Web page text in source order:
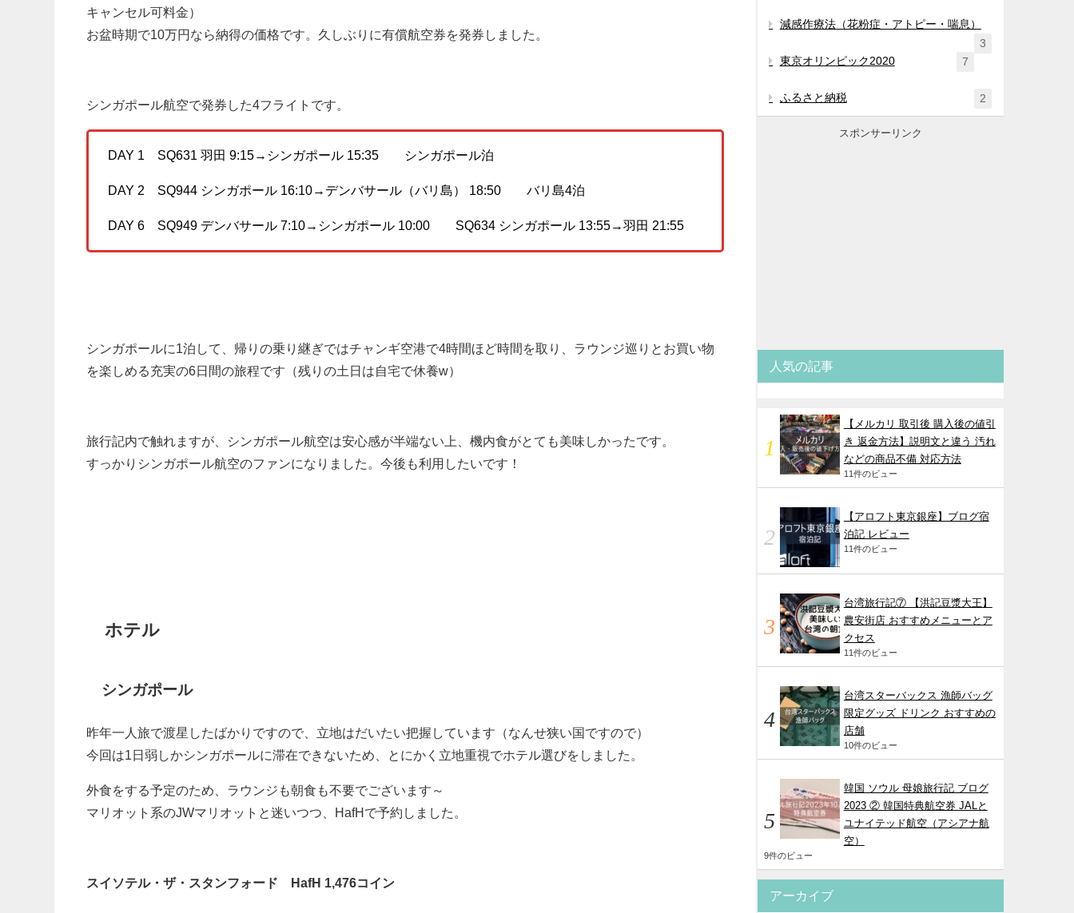
キャンセル可料金）
お盆時期で10万円なら納得の価格です。久しぶりに有償航空券を発券しました。
シンガポール航空で発券した4フライトです。
DAY 1 SQ631 羽田 9:15→シンガポール 15:35 シンガポール泊
DAY 2 SQ944 シンガポール 16:10→デンバサール（バリ島） 18:50 バリ島4泊
DAY 6 SQ949 デンバサール 7:10→シンガポール 10:00 SQ634 シンガポール 13:55→羽田 21:55
シンガポールに1泊して、帰りの乗り継ぎではチャンギ空港で4時間ほど時間を取り、ラウンジ巡りとお買い物
を楽しめる充実の6日間の旅程です（残りの土日は自宅で休養w）
旅行記内で触れますが、シンガポール航空は安心感が半端ない上、機内食がとても美味しかったです。
すっかりシンガポール航空のファンになりました。今後も利用したいです！
ホテル
シンガポール
昨年一人旅で渡星したばかりですので、立地はだいたい把握しています（なんせ狭い国ですので）
今回は1日弱しかシンガポールに滞在できないため、とにかく立地重視でホテル選びをしました。
外食をする予定のため、ラウンジも朝食も不要でございます～
マリオット系のJWマリオットと迷いつつ、HafHで予約しました。
スイソテル・ザ・スタンフォード HafH 1,476コイン
減感作療法（花粉症・アトピー・喘息）
3
東京オリンピック2020
7
ふるさと納税 2
スポンサーリンク
人気の記事
【メルカリ 取引後 購入後の値引
き 返金方法】説明文と違う 汚れ
などの商品不備 対応方法
11件のビュー
【アロフト東京銀座】ブログ宿
泊記 レビュー
11件のビュー
台湾旅行記⑦ 【洪記豆漿大王】
農安街店 おすすめメニューとア
クセス
11件のビュー
台湾スターバックス 漁師バッグ
限定グッズ ドリンク おすすめの
店舗
10件のビュー
韓国 ソウル 母娘旅行記 ブログ
2023 ② 韓国特典航空券 JALと
ユナイテッド航空（アシアナ航
空）
9件のビュー
アーカイブ